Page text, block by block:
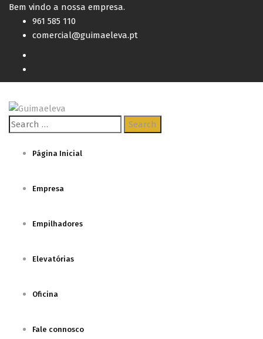
Bem vindo a nossa empresa.
961 585 110
comercial@guimaeleva.pt
Search
for:
Página Inicial
Empresa
Empilhadores
Elevatórias
Oficina
Fale connosco